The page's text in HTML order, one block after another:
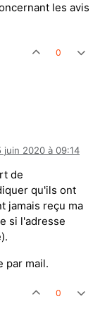
les avis
0
juin 2020 à 09:14
de
qu'ils ont
jamais reçu ma
si l'adresse
par mail.
0